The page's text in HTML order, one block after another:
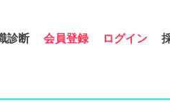
診断 会員登録 ログイン